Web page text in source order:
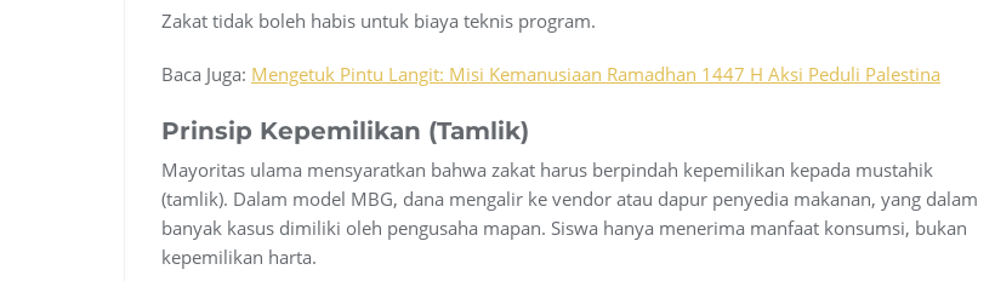
Zakat tidak boleh habis untuk biaya teknis program.
Baca Juga: Mengetuk Pintu Langit: Misi Kemanusiaan Ramadhan 1447 H Aksi Peduli Palestina
Prinsip Kepemilikan (Tamlik)
Mayoritas ulama mensyaratkan bahwa zakat harus berpindah kepemilikan kepada mustahik
(tamlik). Dalam model MBG, dana mengalir ke vendor atau dapur penyedia makanan, yang dalam
banyak kasus dimiliki oleh pengusaha mapan. Siswa hanya menerima manfaat konsumsi, bukan
kepemilikan harta.